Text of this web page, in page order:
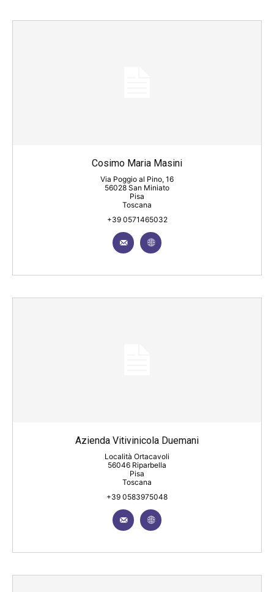
Cosimo Maria Masini
Via Poggio al Pino, 16
56028 San Miniato
Pisa
Toscana
+39 0571465032
Azienda Vitivinicola Duemani
Località Ortacavoli
56046 Riparbella
Pisa
Toscana
+39 0583975048